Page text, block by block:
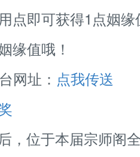
点即可获得1点姻
缘值哦！
址： 点我传送
位于本届宗师阁